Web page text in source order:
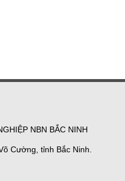
NBN BẮC NINH
Cường, tỉnh Bắc Ninh.